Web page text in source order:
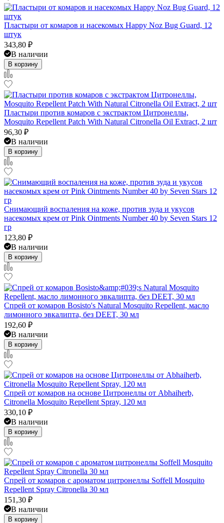
Пластыри от комаров и насекомых Happy Noz Bug Guard, 12
штук
343,80 ₽
В наличии
В корзину
Пластыри против комаров с экстрактом Цитронеллы,
Mosquito Repellent Patch With Natural Citronella Oil Extract, 2 шт
96,30 ₽
В наличии
В корзину
Снимающий воспаления на коже, против зуда и укусов
насекомых крем от Pink Ointments Number 40 by Seven Stars 12
гр
123,80 ₽
В наличии
В корзину
Спрей от комаров Bosisto's Natural Mosquito Repellent, масло
лимонного эвкалипта, без DEET, 30 мл
192,60 ₽
В наличии
В корзину
Спрей от комаров на основе Цитронеллы от Abhaiherb,
Citronella Mosquito Repellent Spray, 120 мл
330,10 ₽
В наличии
В корзину
Спрей от комаров с ароматом цитронеллы Soffell Mosquito
Repellent Spray Citronella 30 мл
151,30 ₽
В наличии
В корзину